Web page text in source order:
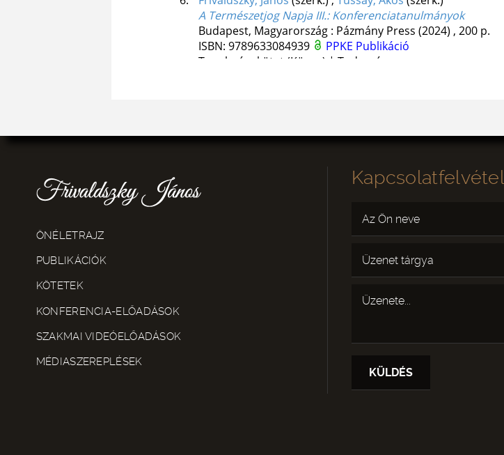
ÖNÉLETRAJZ
PUBLIKÁCIÓK
KÖTETEK
KONFERENCIA-ELŐADÁSOK
SZAKMAI VIDEÓELŐADÁSOK
MÉDIASZEREPLÉSEK
Kapcsolatfelvétel